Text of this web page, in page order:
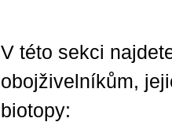
V této sekci
obojživelníkům,
biotopy: